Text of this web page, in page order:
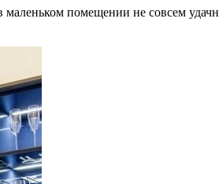
помещении не совсем